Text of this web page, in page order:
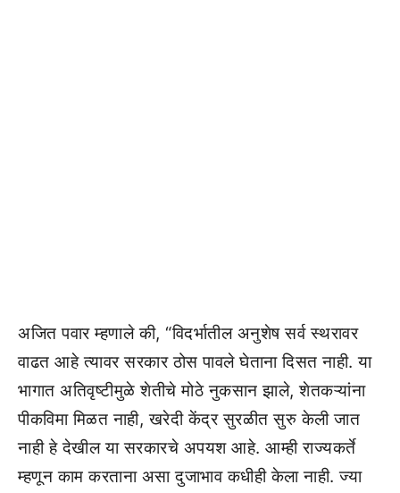
अजित पवार म्हणाले की, “विदर्भातील अनुशेष सर्व स्थरावर
वाढत आहे त्यावर सरकार ठोस पावले घेताना दिसत नाही. या
भागात अतिवृष्टीमुळे शेतीचे मोठे नुकसान झाले, शेतकऱ्यांना
पीकविमा मिळत नाही, खरेदी केंद्र सुरळीत सुरु केली जात
नाही हे देखील या सरकारचे अपयश आहे. आम्ही राज्यकर्ते
म्हणून काम करताना असा दुजाभाव कधीही केला नाही. ज्या